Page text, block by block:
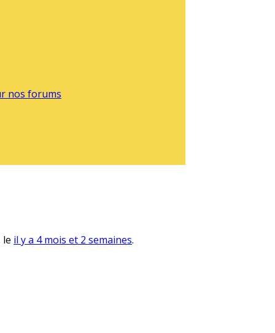
nos forums
le il y a 4 mois et 2 semaines.